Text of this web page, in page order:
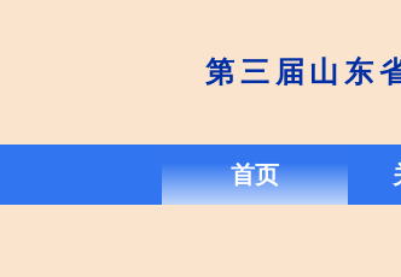
第三届山东
首页